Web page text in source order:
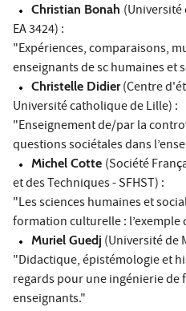
Christian Bonah (Université
EA 3424) :
"Expériences, comparaisons,
enseignants de sc humaines et
Christelle Didier(Centre
Université catholique de Lille) :
"Enseignement de/par la
questions sociétales dans
Michel Cotte (Société
et des Techniques - SFHST) :
"Les sciences humaines et
formation culturelle : l’exemple
Muriel Guedj (Université de
"Didactique, épistémologie et
regards pour une ingénierie
enseignants."